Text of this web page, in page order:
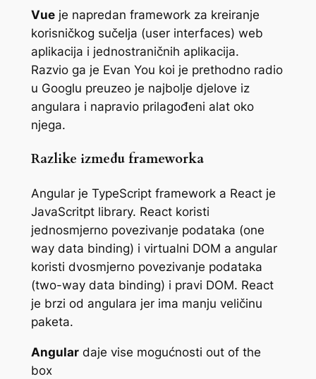
Vueje napredan framework za kreiranje
korisničkog sučelja (user interfaces) web
aplikacija i jednostraničnih aplikacija.
Razvio ga je Evan You koi je prethodno radio
u Googlu preuzeo je najbolje djelove iz
angulara i napravio prilagođeni alat oko
njega.
Razlike između frameworka
Angular je TypeScript framework a React je
JavaScritpt library. React koristi
jednosmjerno povezivanje podataka (one
way data binding) i virtualni DOM a angular
koristi dvosmjerno povezivanje podataka
(two-way data binding) i pravi DOM. React
je brzi od angulara jer ima manju veličinu
paketa.
Angulardaje vise mogućnosti out of the
box